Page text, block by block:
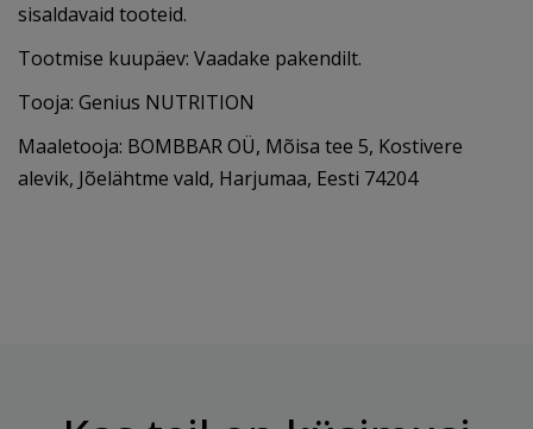
sisaldavaid tooteid.
Tootmise kuupäev: Vaadake pakendilt.
Tooja: Genius NUTRITION
Maaletooja: BOMBBAR OÜ, Mõisa tee 5, Kostivere
alevik, Jõelähtme vald, Harjumaa, Eesti 74204